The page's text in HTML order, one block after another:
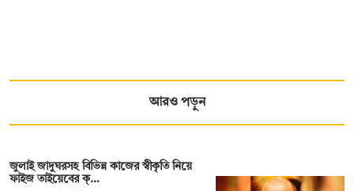
আরও পড়ুন
জুলাই জাদুঘরসহ বিভিন্ন কাজের স্বীকৃতি নিয়ে
ফাইজ তাইয়েবের ক্…